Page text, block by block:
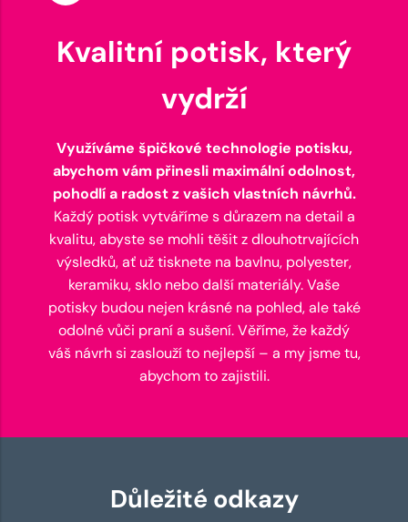
Kvalitní potisk, který
vydrží
Využíváme špičkové technologie potisku,
abychom vám přinesli maximální odolnost,
pohodlí a radost z vašich vlastních návrhů.
Každý potisk vytváříme s důrazem na detail a
kvalitu, abyste se mohli těšit z dlouhotrvajících
výsledků, ať už tisknete na bavlnu, polyester,
keramiku, sklo nebo další materiály. Vaše
potisky budou nejen krásné na pohled, ale také
odolné vůči praní a sušení. Věříme, že každý
váš návrh si zaslouží to nejlepší – a my jsme tu,
abychom to zajistili.
Důležité odkazy